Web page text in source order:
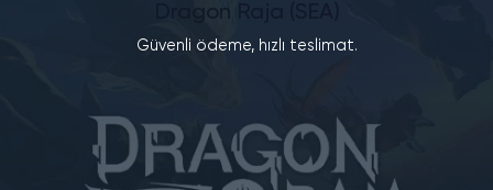
Dragon Raja (SEA)
Güvenli ödeme, hızlı teslimat.